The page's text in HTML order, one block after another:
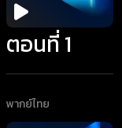
ตอนที่ 1
พากย์ไทย